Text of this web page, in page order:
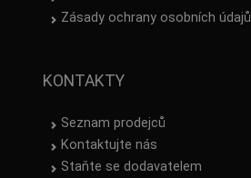
Zásady ochrany osobních údajů
KONTAKTY
Seznam prodejců
Kontaktujte nás
Staňte se dodavatelem